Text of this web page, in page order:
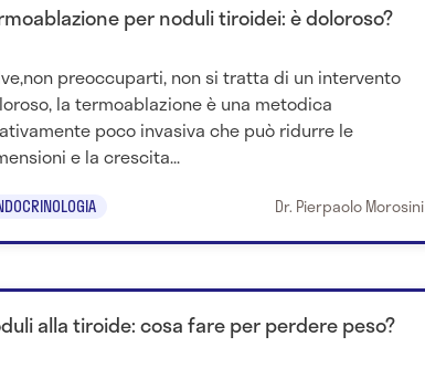
per noduli tiroidei: è doloroso?
preoccuparti, non si tratta di un intervento
la termoablazione è una metodica
poco invasiva che può ridurre le
e la crescita...
Dr. Pierpaolo Morosini
alla tiroide: cosa fare per perdere peso?